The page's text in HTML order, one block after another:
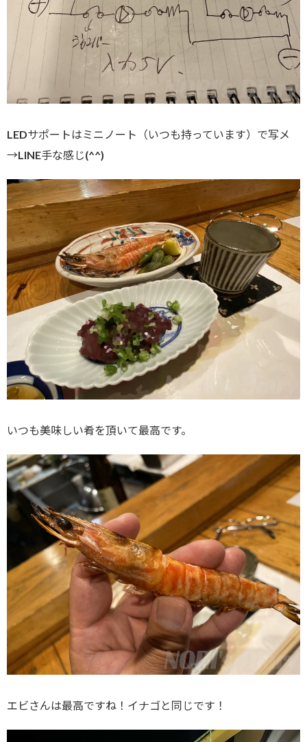
LEDサポートはミニノート（いつも持っています）で写メ
→LINE手な感じ(^^)
いつも美味しい肴を頂いて最高です。
エビさんは最高ですね！イナゴと同じです！